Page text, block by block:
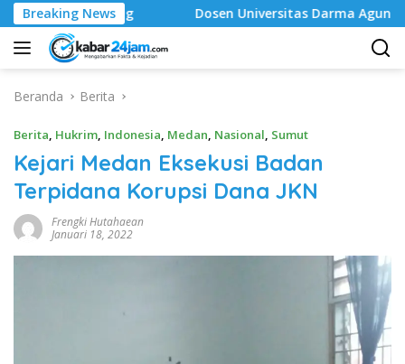
Langsung
ke
konten
Breaking NewsDosen Universitas Darma Agung Medan Dr. Gema
Beranda Berita
Berita, Hukrim, Indonesia, Medan, Nasional, Sumut
Kejari Medan Eksekusi Badan
Terpidana Korupsi Dana JKN
Frengki Hutahaean
Januari 18, 2022